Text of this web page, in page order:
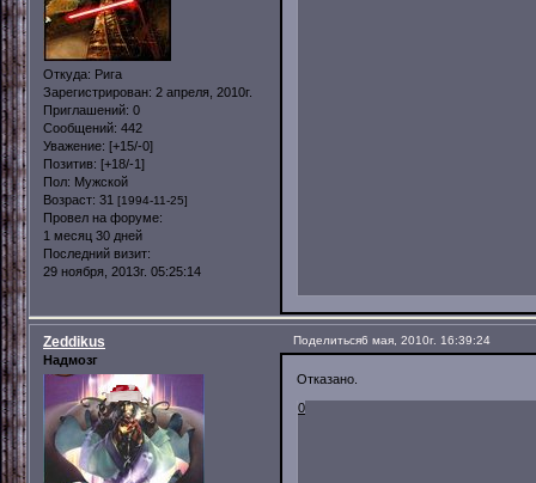
Откуда: Рига
Зарегистрирован: 2 апреля, 2010г.
Приглашений: 0
Сообщений: 442
Уважение: [+15/-0]
Позитив: [+18/-1]
Пол: Мужской
Возраст: 31 [1994-11-25]
Провел на форуме:
1 месяц 30 дней
Последний визит:
29 ноября, 2013г. 05:25:14
Поделиться6 мая, 2010г. 16:39:24
Zeddikus
Надмозг
Отказано.
0